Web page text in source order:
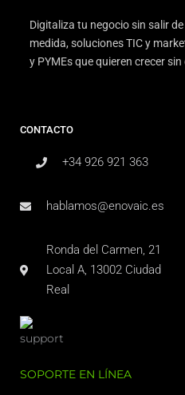
Digitaliza tu negocio sin salir
medida, soluciones TIC y
y PYMEs que quieren crecer
CONTACTO
+34 926 921 363
hablamos@enovaic.es
Ronda del Carmen, 21
Local A, 13002 Ciudad
Real
SOPORTE EN LÍNEA